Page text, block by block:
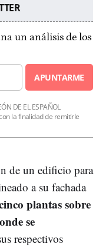
un análisis de los
APUNTARME
DE EL ESPAÑOL
la finalidad de remitirle
de un edificio para
a su fachada
plantas sobre
se
respectivos